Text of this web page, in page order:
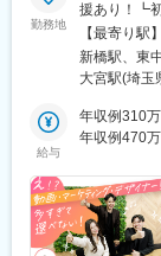
勤務地
援あり！┗
フルリモー
港区新橋1-
支社オフィ
【最寄り駅】
新橋駅、東
大宮駅(埼玉
柏駅、東京
新宿三丁目
都)、渋谷駅
駅、後楽園
駅、川崎駅
西梅田駅、
給与
年収例310
年収例470